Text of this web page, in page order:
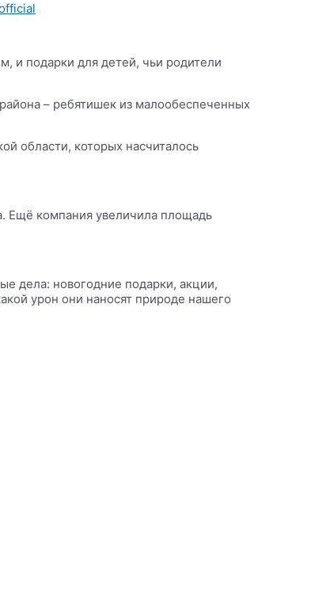
и подарки для детей, чьи родители
– ребятишек из малообеспеченных
области, которых насчиталось
Ещё компания увеличила площадь
дела: новогодние подарки, акции,
урон они наносят природе нашего